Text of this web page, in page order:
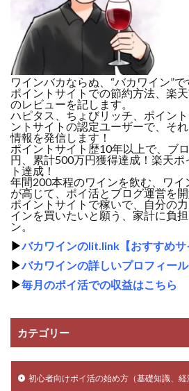
ワインバカならぬ、“バカワイン”で
ポイントサイトでの節約方法、楽
のレビューを記します。
ハピタス、ちょびリッチ、ポイン
ントサイトの認定ユーザーで、そ
情報を発信します！
ポイントサイト歴10年以上で、ブ
円、累計500万円獲得達成！楽天
ト達成！
年間200本程のワインを飲む、ワイ
が高じて、ポイ活とブログ運営を
ポイントサイトで稼いで、自分の
インを買いたいと願う、家計に負
ン。
▶バカワインのlit.link【おすすめサ
▶バカワインの詳しいプロフィー
▶毎月のポイ活での収益はこちら
カテゴリー
初心者向けポイ活の始め方（基礎知識、経